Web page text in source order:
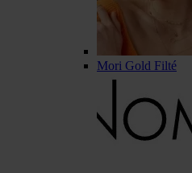
Mori Gold Filté